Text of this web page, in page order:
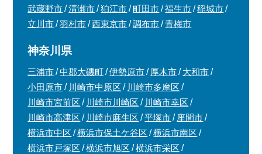
武蔵野市
清瀬市 狛江市 町田市 福生市
稲城市
立川市
羽村市 西東京市 調布市 青梅市
神奈川県
三浦市 中郡大磯町 伊勢原市 厚木市
大和市
小田原市
川崎市中原区
川崎市多摩区
川崎市宮前区
川崎市川崎区
川崎市幸区
川崎市高津区
川崎市麻生区 平塚市
座間市
横浜市中区
横浜市保土ケ谷区
横浜市南区
横浜市戸塚区
横浜市旭区
横浜市栄区